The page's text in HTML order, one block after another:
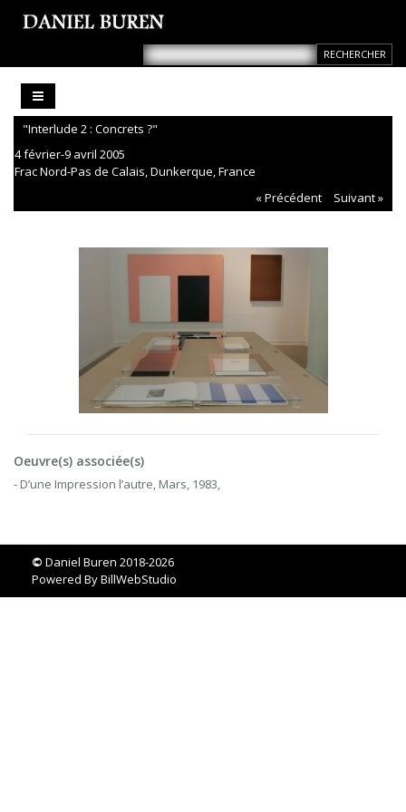
"Interlude 2 : Concrets ?"
4 février-9 avril 2005
Frac Nord-Pas de Calais, Dunkerque, France
« Précédent
Suivant »
Oeuvre(s) associée(s)
- D’une Impression l’autre, Mars, 1983,
© Daniel Buren 2018-2026
Powered ByBillWebStudio